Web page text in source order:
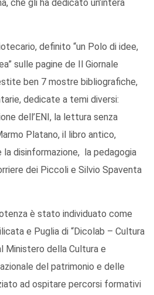
che gli ha dedicato un’intera
definito “un Polo di idee,
sulle pagine de Il Giornale
ben 7 mostre bibliografiche,
dedicate a temi diversi:
dell’ENI, la lettura senza
Platano, il libro antico,
la disinformazione, la pedagogia
dei Piccoli e Silvio Spaventa
è stato individuato come
e Puglia di “Dicolab – Cultura
Ministero della Cultura e
del patrimonio e delle
ad ospitare percorsi formativi